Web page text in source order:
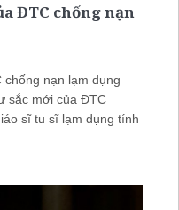
ĐTC chống nạn
nạn lạm dụng
sắc mới của ĐTC
sĩ tu sĩ lạm dụng tính